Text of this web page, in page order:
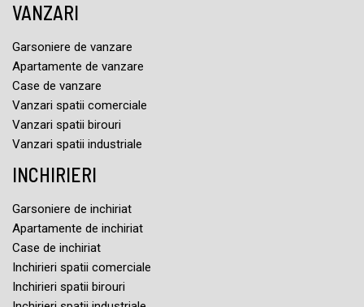
VANZARI
Garsoniere de vanzare
Apartamente de vanzare
Case de vanzare
Vanzari spatii comerciale
Vanzari spatii birouri
Vanzari spatii industriale
INCHIRIERI
Garsoniere de inchiriat
Apartamente de inchiriat
Case de inchiriat
Inchirieri spatii comerciale
Inchirieri spatii birouri